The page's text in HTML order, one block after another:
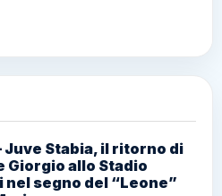
Juve Stabia, il ritorno di
Giorgio allo Stadio
nel segno del “Leone”